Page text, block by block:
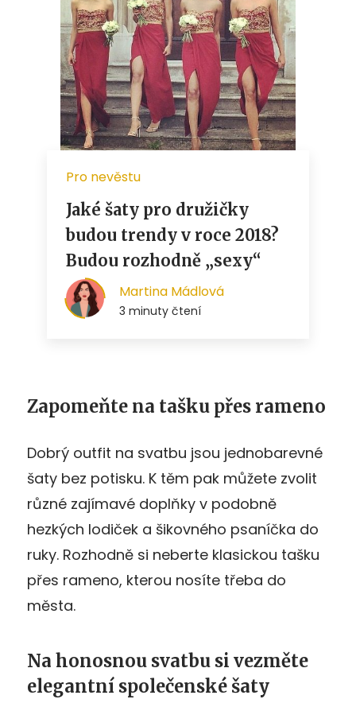
Zapomeňte na tašku přes rameno
Dobrý outfit na svatbu jsou jednobarevné
šaty bez potisku. K těm pak můžete zvolit
různé zajímavé doplňky v podobně
hezkých lodiček a šikovného psaníčka do
ruky. Rozhodně si neberte klasickou tašku
přes rameno, kterou nosíte třeba do
města.
Na honosnou svatbu si vezměte
elegantní společenské šaty